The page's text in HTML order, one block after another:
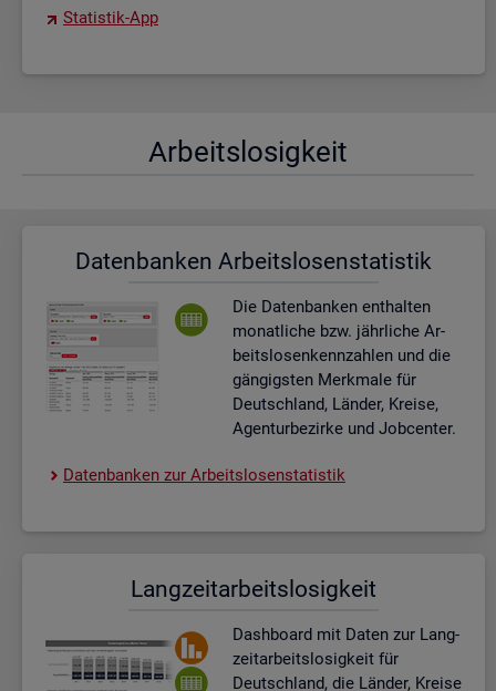
Sta­tis­tik-App
Ar­beits­lo­sig­keit
Da­ten­ban­ken Ar­beits­lo­sen­sta­tis­tik
Die Da­ten­ban­ken ent­hal­ten
mo­nat­li­che bzw. jähr­li­che Ar­
beits­lo­sen­kenn­zah­len und die
gän­gigs­ten Merk­ma­le für
Deutsch­land, Län­der, Krei­se,
Agen­tur­be­zir­ke und Job­cen­ter.
Da­ten­ban­ken zur Ar­beits­lo­sen­sta­tis­tik
Lang­zeit­ar­beits­lo­sig­keit
Dash­board mit Daten zur Lang­
zeit­ar­beits­lo­sig­keit für
Deutsch­land, die Län­der, Krei­se